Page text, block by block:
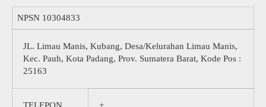
NPSN 10304833
JL. Limau Manis, Kubang, Desa/Kelurahan Limau Manis,
Kec. Pauh, Kota Padang, Prov. Sumatera Barat, Kode Pos :
25163